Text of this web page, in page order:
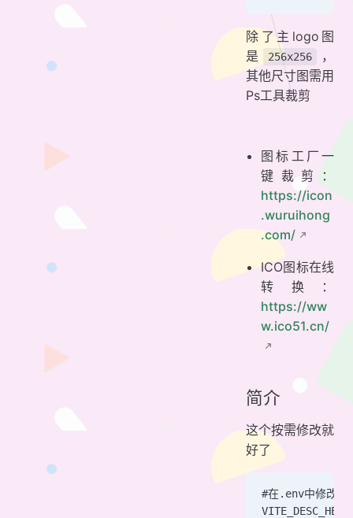
除了主logo图
是
256x256
，
其他尺寸图需用
Ps工具裁剪
图标工厂一
键裁剪：
https://icon
.wuruihong
.com/
ICO图标在线
转换：
https://ww
w.ico51.cn/
简介
这个按需修改就
好了
#在.env中修改简